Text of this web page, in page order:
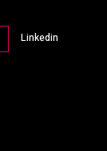
Linkedin